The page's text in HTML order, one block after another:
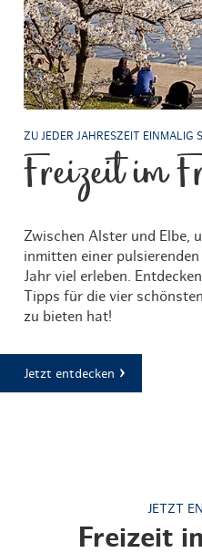
ZU JEDER JAHRESZEIT EINMALIG
Freizeit im
Zwischen Alster und Elbe,
inmitten einer
Jahr viel erleben.
Tipps für die vier
zu bieten hat!
Jetzt entdecken
JETZT
Freizeit